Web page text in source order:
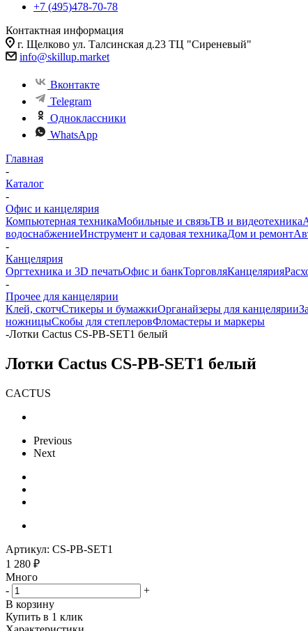
+7 (495)478-70-78
Контактная информация
г. Щелково ул. Талсинская д.23 ТЦ "Сиреневый"
info@skillup.market
Вконтакте
Telegram
Одноклассники
WhatsApp
Главная
-
Каталог
-
Офис и канцелярия
Компьютерная техникаМобильные и связьТВ и видеотехника
водоснабжениеИнструмент и садовая техникаДом и ремонт
-
Канцелярия
Оргтехника и 3D печатьОфис и банкТорговляКанцелярия
-
Прочее для канцелярии
Клей, скотчСтикеры и бумажкиОрганайзеры для канцелярии
ножницыСкобы для степлеровФломастеры и маркеры
-Лотки Cactus CS-PB-SET1 белый
Лотки Cactus CS-PB-SET1 белый
CACTUS
Previous
Next
Артикул: CS-PB-SET1
1 280 ₽
Много
-
+
В корзину
Купить в 1 клик